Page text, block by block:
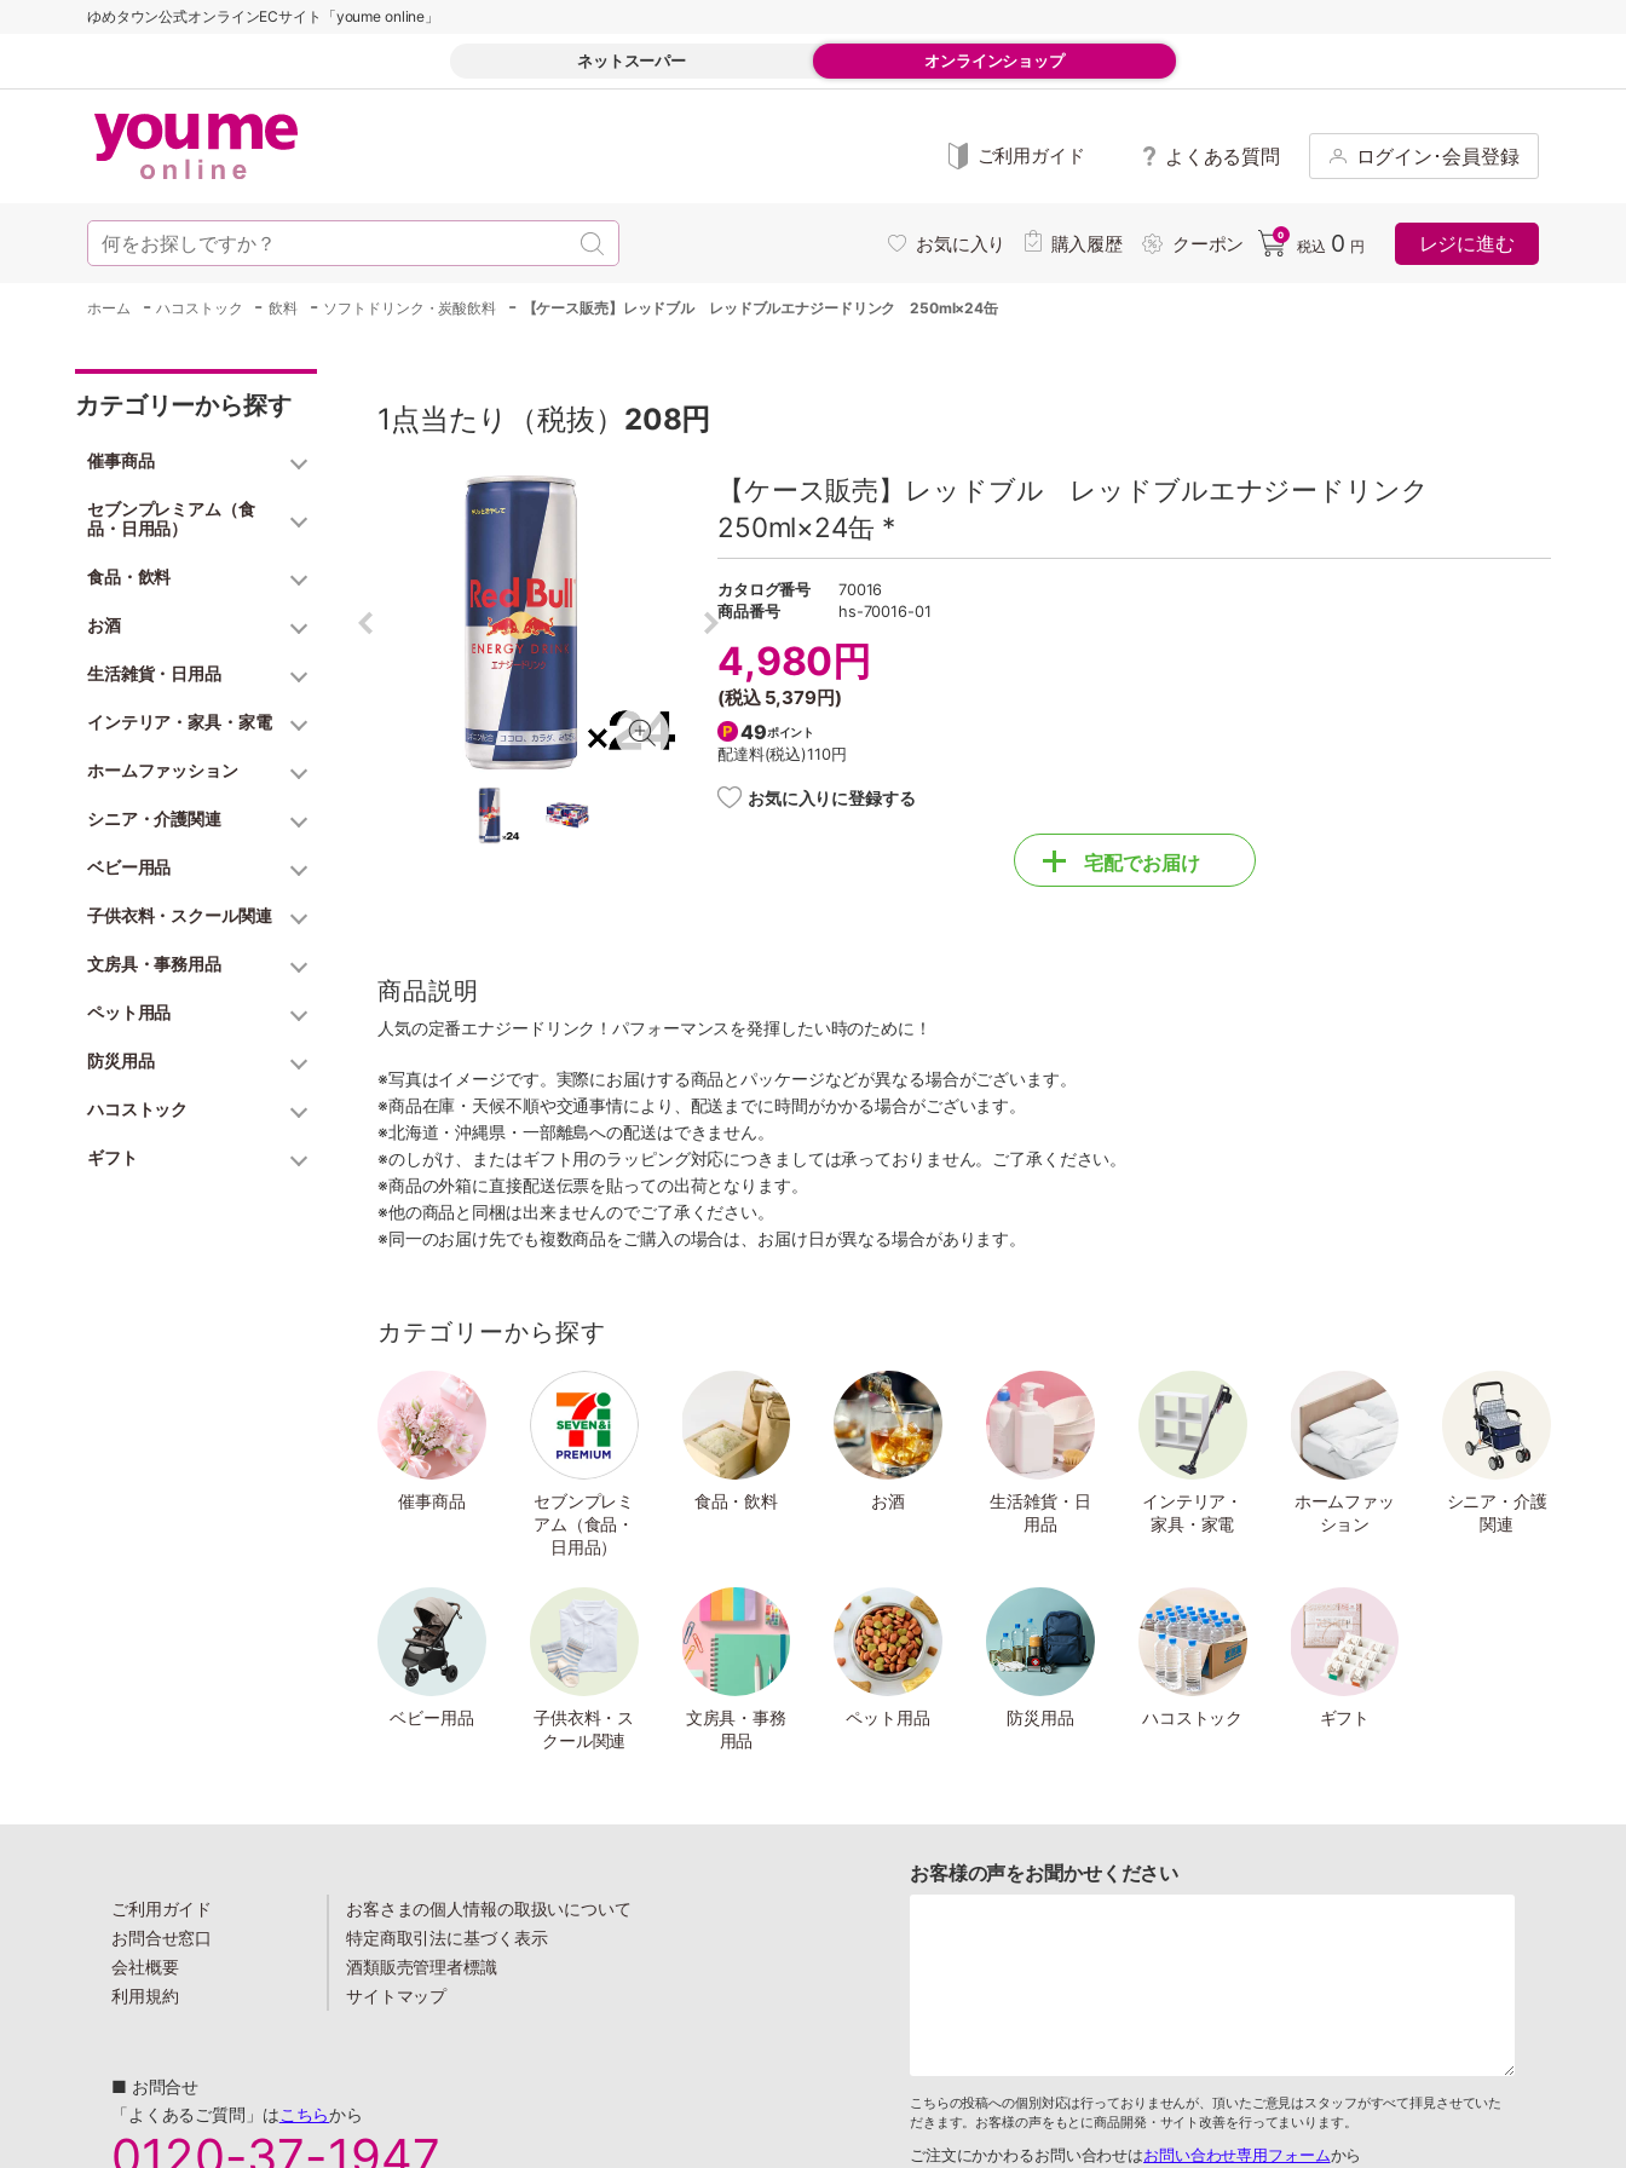
ゆめタウン公式オンラインECサイト「youme online」
ネットスーパー オンラインショップ
ご利用ガイド よくある質問 ログイン･会員登録
お気に入り 購入履歴 クーポン 0
税込 0 円 レジに進む
ホーム -ハコストック -飲料 - ソフトドリンク・炭酸飲料 - 【ケース販売】レッドブル レッドブルエナジードリンク 250ml×24缶
カテゴリーから探す
催事商品
セブンプレミアム（食
品・日用品）
食品・飲料
お酒
生活雑貨・日用品
インテリア・家具・家電
ホームファッション
シニア・介護関連
ベビー用品
子供衣料・スクール関連
文房具・事務用品
ペット用品
防災用品
ハコストック
ギフト
1点当たり（税抜） 208円
【ケース販売】レッドブル レッドブルエナジードリンク
250ml×24缶 *
カタログ番号
70016
商品番号
hs-70016-01
4,980円
(税込 5,379円)
49ポイント
配達料(税込)110円
お気に入りに登録する
宅配でお届け
商品説明
人気の定番エナジードリンク！パフォーマンスを発揮したい時のために！
※写真はイメージです。実際にお届けする商品とパッケージなどが異なる場合がございます。
※商品在庫・天候不順や交通事情により、配送までに時間がかかる場合がございます。
※北海道・沖縄県・一部離島への配送はできません。
※のしがけ、またはギフト用のラッピング対応につきましては承っておりません。ご了承ください。
※商品の外箱に直接配送伝票を貼っての出荷となります。
※他の商品と同梱は出来ませんのでご了承ください。
※同一のお届け先でも複数商品をご購入の場合は、お届け日が異なる場合があります。
カテゴリーから探す
催事商品
セブンプレミ
アム（食品・
日用品）
食品・飲料 お酒
生活雑貨・日
用品
インテリア・
家具・家電
ホームファッ
ション
シニア・介護
関連
ベビー用品
子供衣料・ス
クール関連
文房具・事務
用品
ペット用品 防災用品 ハコストック ギフト
ご利用ガイド
お問合せ窓口
会社概要
利用規約
お客さまの個人情報の取扱いについて
特定商取引法に基づく表示
酒類販売管理者標識
サイトマップ
■ お問合せ
「よくあるご質問」はこちらから
お客様の声をお聞かせください
こちらの投稿への個別対応は行っておりませんが、頂いたご意見はスタッフがすべて拝見させていた
だきます。お客様の声をもとに商品開発・サイト改善を行ってまいります。
ご注文にかかわるお問い合わせはお問い合わせ専用フォームから